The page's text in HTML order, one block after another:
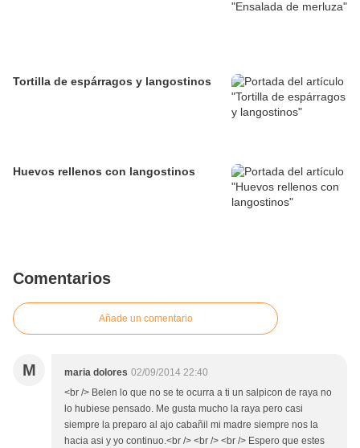
Tortilla de espárragos y langostinos
Huevos rellenos con langostinos
Comentarios
Añade un comentario
M maria dolores 02/09/2014 22:40
<br /> Belen lo que no se te ocurra a ti un salpicon de raya no
lo hubiese pensado. Me gusta mucho la raya pero casi
siempre la preparo al ajo cabañil mi madre siempre nos la
hacia asi y yo continuo.<br /> <br /> <br /> Espero que estes